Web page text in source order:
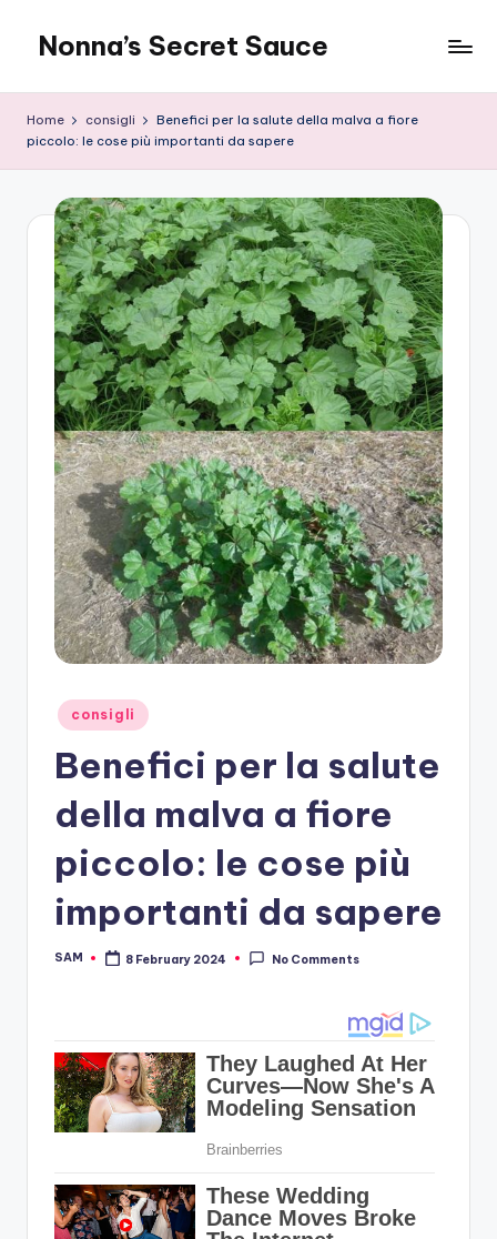
content
Nonna’s Secret Sauce
Home consigli
Benefici per la salute della malva a fiore
piccolo: le cose più importanti da sapere
Posted
in
consigli
Benefici per la salute
della malva a fiore
piccolo: le cose più
importanti da sapere
Posted
SAM 8 February 2024 No Comments